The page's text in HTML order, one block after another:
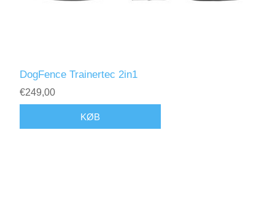
DogFence Trainertec 2in1
€249,00